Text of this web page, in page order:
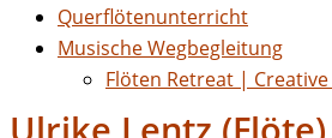
Querflötenunterricht
Musische Wegbegleitung
Flöten Retreat |